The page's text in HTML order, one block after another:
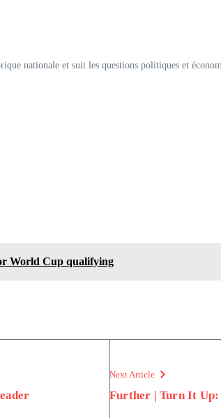
nationale et suit les questions politiques et
World Cup qualifying
Next Article
Further | Turn It Up: